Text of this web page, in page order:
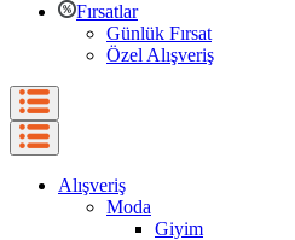
Fırsatlar
Günlük Fırsat
Özel Alışveriş
Alışveriş
Moda
Giyim